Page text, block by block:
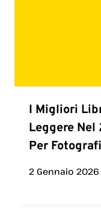
I Migliori
Leggere
Per Fotografi
2 Gennaio 2026